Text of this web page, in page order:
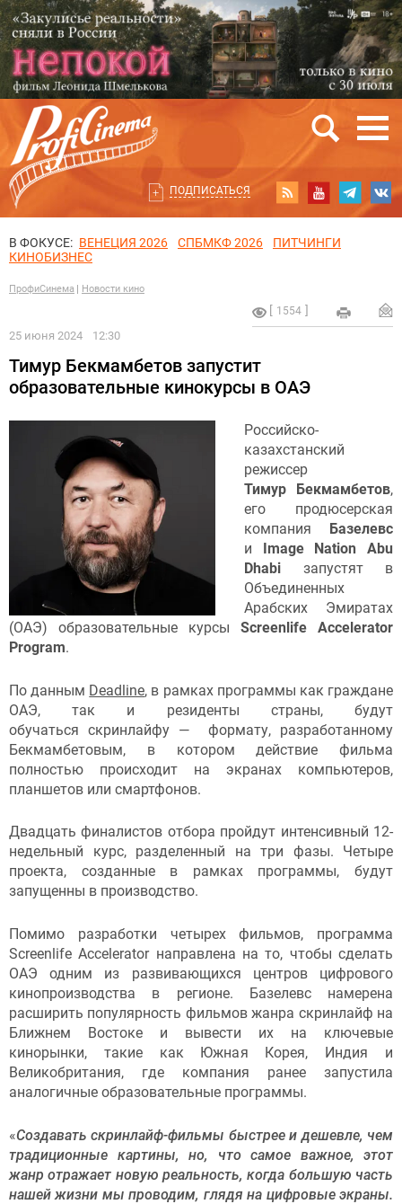
ПОДПИСАТЬСЯ
В ФОКУСЕ: ВЕНЕЦИЯ 2026 СПБМКФ 2026
ПИТЧИНГИ
КИНОБИЗНЕС
ПрофиСинема Новости кино
1554
25 июня 2024 12:30
Тимур Бекмамбетов запустит
образовательные кинокурсы в ОАЭ
Российско-
казахстанский
режиссер
Тимур Бекмамбетов,
его продюсерская
компания
Базелевс
и
Image Nation Abu
Dhabi запустят в
Объединенных
Арабских Эмиратах
(ОАЭ) образовательные курсы Screenlife Accelerator
Program.
По данным Deadline, в рамках программы как граждане
ОАЭ, так и резиденты страны, будут
обучаться скринлайфу — формату, разработанному
Бекмамбетовым, в котором действие фильма
полностью происходит на экранах компьютеров,
планшетов или смартфонов.
Двадцать финалистов отбора пройдут интенсивный 12-
недельный курс, разделенный на три фазы. Четыре
проекта, созданные в рамках программы, будут
запущенны в производство.
Помимо разработки четырех фильмов, программа
Screenlife Accelerator направлена ​​на то, чтобы сделать
ОАЭ одним из развивающихся центров цифрового
кинопроизводства в регионе. Базелевс намерена
расширить популярность фильмов жанра скринлайф на
Ближнем Востоке и вывести их на ключевые
кинорынки, такие как Южная Корея, Индия и
Великобритания, где компания ранее запустила
аналогичные образовательные программы.
«Создавать скринлайф-фильмы быстрее и дешевле, чем
традиционные картины, но, что самое важное, этот
жанр отражает новую реальность, когда большую часть
нашей жизни мы проводим, глядя на цифровые экраны.